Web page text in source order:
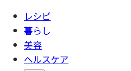
レシピ
暮らし
美容
ヘルスケア